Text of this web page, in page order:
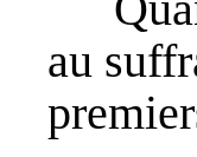
au